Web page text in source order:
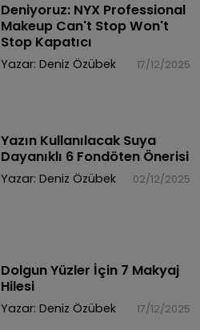
Deniyoruz: NYX Professional
Makeup Can't Stop Won't
Stop Kapatıcı
Yazar: Deniz Özübek 17/12/2025
Yazın Kullanılacak Suya
Dayanıklı 6 Fondöten Önerisi
Yazar: Deniz Özübek 02/12/2025
Dolgun Yüzler İçin 7 Makyaj
Hilesi
Yazar: Deniz Özübek 17/12/2025